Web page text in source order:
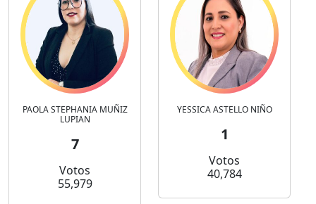
PAOLA STEPHANIA MUÑIZ
LUPIAN
7
Votos
55,979
YESSICA ASTELLO NIÑO
1
Votos
40,784